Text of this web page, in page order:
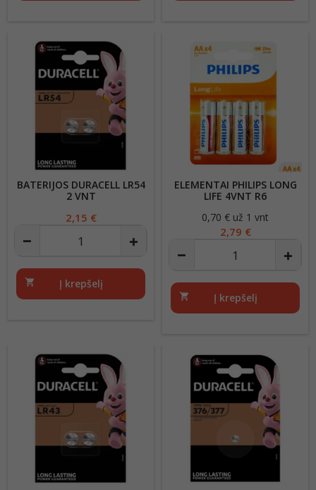
BATERIJOS DURACELL LR54
2 VNT
Kaina
2,15 €
shopping_cart Į krepšelį
ELEMENTAI PHILIPS LONG
LIFE 4VNT R6
Kaina
0,70 € už 1 vnt
2,79 €
shopping_cart Į krepšelį